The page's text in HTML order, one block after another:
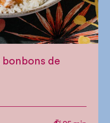
bonbons de